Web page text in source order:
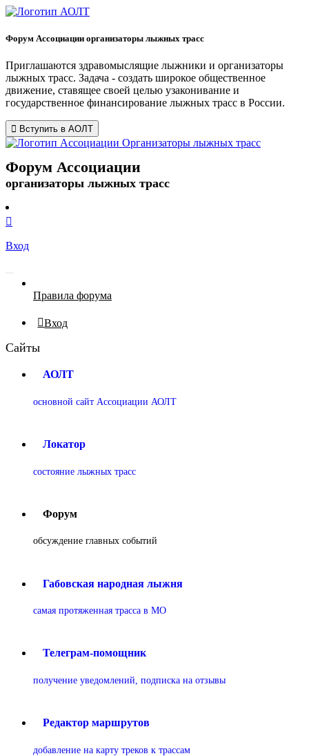
Форум Ассоциации организаторы лыжных трасс
Приглашаются здравомыслящие лыжники и организаторы
лыжных трасс. Задача - создать широкое общественное
движение, ставящее своей целью узаконивание и
государственное финансирование лыжных трасс в России.
Вступить в АОЛТ
Форум Ассоциации
организаторы лыжных трасс
Вход
Правила форума
Вход
Сайты
АОЛТ
основной сайт Ассоциации АОЛТ
Локатор
состояние лыжных трасс
Форум
обсуждение главных событий
Габовская народная лыжня
самая протяженная трасса в МО
Телеграм-помощник
получение уведомлений, подписка на отзывы
Редактор маршрутов
добавление на карту треков к трассам